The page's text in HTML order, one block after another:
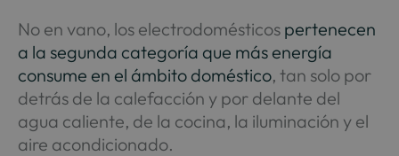
No en vano, los electrodomésticos pertenecen
a la segunda categoría que más energía
consume en el ámbito doméstico, tan solo por
detrás de la calefacción y por delante del
agua caliente, de la cocina, la iluminación y el
aire acondicionado.